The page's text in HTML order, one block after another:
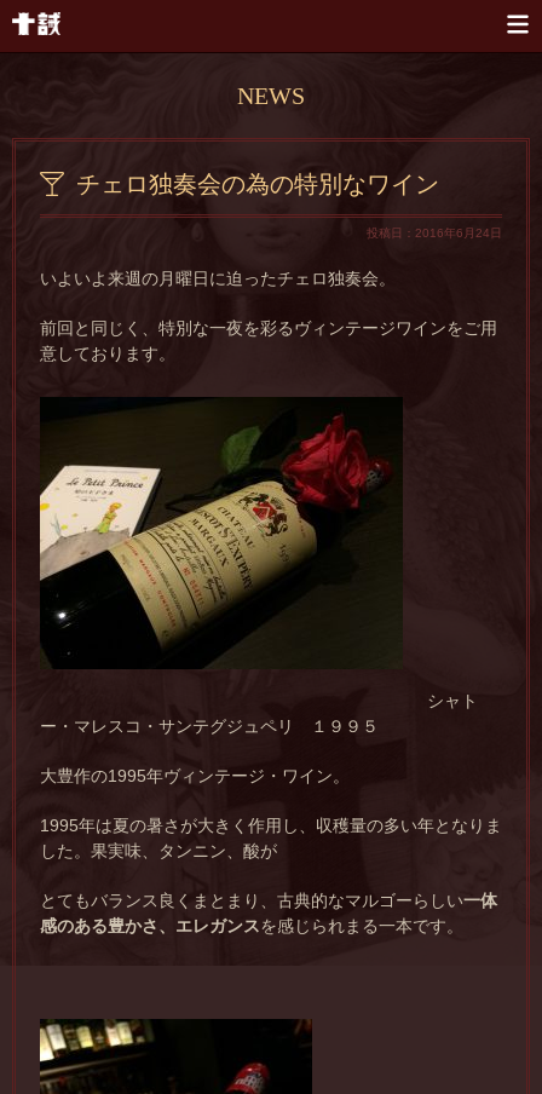
NEWS
チェロ独奏会の為の特別なワイン
投稿日：2016年6月24日
いよいよ来週の月曜日に迫ったチェロ独奏会。
前回と同じく、特別な一夜を彩るヴィンテージワインをご用
意しております。
シャト
ー・マレスコ・サンテグジュペリ １９９５
大豊作の1995年ヴィンテージ・ワイン。
1995年は夏の暑さが大きく作用し、収穫量の多い年となりま
した。果実味、タンニン、酸が
とてもバランス良くまとまり、古典的なマルゴーらしい一体
感のある豊かさ、エレガンスを感じられまる一本です。